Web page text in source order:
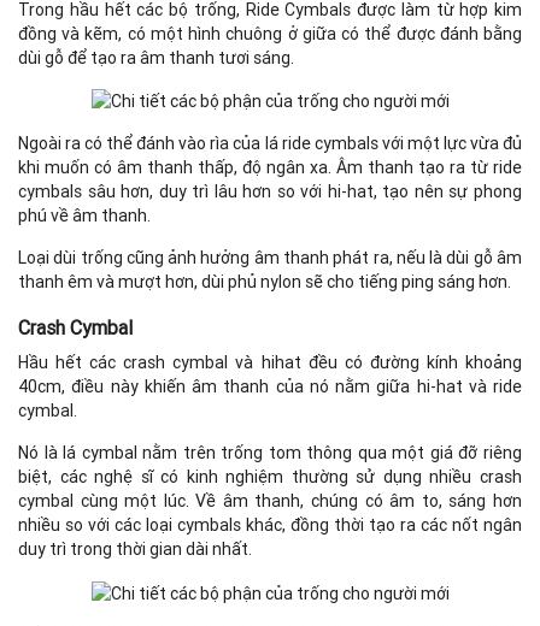
Trong hầu hết các bộ trống, Ride Cymbals được làm từ hợp kim
đồng và kẽm, có một hình chuông ở giữa có thể được đánh bằng
dùi gỗ để tạo ra âm thanh tươi sáng.
Ngoài ra có thể đánh vào rìa của lá ride cymbals với một lực vừa đủ
khi muốn có âm thanh thấp, độ ngân xa. Âm thanh tạo ra từ ride
cymbals sâu hơn, duy trì lâu hơn so với hi-hat, tạo nên sự phong
phú về âm thanh.
Loại dùi trống cũng ảnh hưởng âm thanh phát ra, nếu là dùi gỗ âm
thanh êm và mượt hơn, dùi phủ nylon sẽ cho tiếng ping sáng hơn.
Crash Cymbal
Hầu hết các crash cymbal và hihat đều có đường kính khoảng
40cm, điều này khiến âm thanh của nó nằm giữa hi-hat và ride
cymbal.
Nó là lá cymbal nằm trên trống tom thông qua một giá đỡ riêng
biệt, các nghệ sĩ có kinh nghiệm thường sử dụng nhiều crash
cymbal cùng một lúc. Về âm thanh, chúng có âm to, sáng hơn
nhiều so với các loại cymbals khác, đồng thời tạo ra các nốt ngân
duy trì trong thời gian dài nhất.